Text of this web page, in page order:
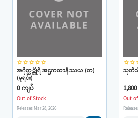
star_borderstar_borderstar_borderstar_borderstar_border
အင်္ဂုတ္တ္တိုရ် အဌကထာနိဿယ (တ)
(မူရင်း)
0 ကျပ်
Out of Stock
Releases Mar 28, 2026
star_borderstar_border
သုတ်
Out